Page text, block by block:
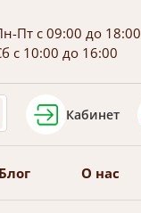
Пт с 09:00 до 18:00
с 10:00 до 16:00
Кабинет
Блог О нас